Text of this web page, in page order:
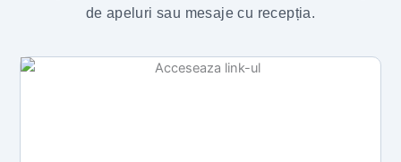
de apeluri sau mesaje cu recepția.